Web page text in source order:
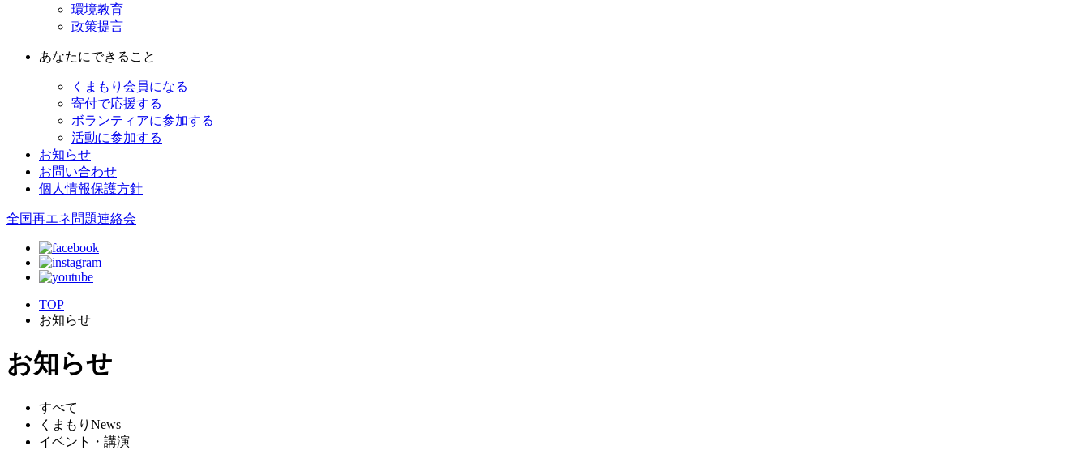
環境教育
政策提言
あなたにできること
くまもり会員になる
寄付で応援する
ボランティアに参加する
活動に参加する
お知らせ
お問い合わせ
個人情報保護方針
全国再エネ問題連絡会
TOP
お知らせ
お知らせ
すべて
くまもりNews
イベント・講演